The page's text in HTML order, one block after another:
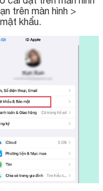
trên màn hình >
khẩu.